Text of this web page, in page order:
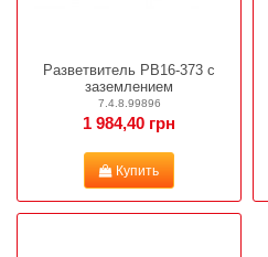
Разветвитель РВ16-373 с
заземлением
7.4.8.99896
1 984,40 грн
Купить